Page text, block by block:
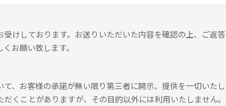
けしております。お送りいただいた内容を確認の上、ご返
お願い致します。
、お客様の承諾が無い限り第三者に開示、提供を一切いた
くことがありますが、その目的以外には利用いたしません。